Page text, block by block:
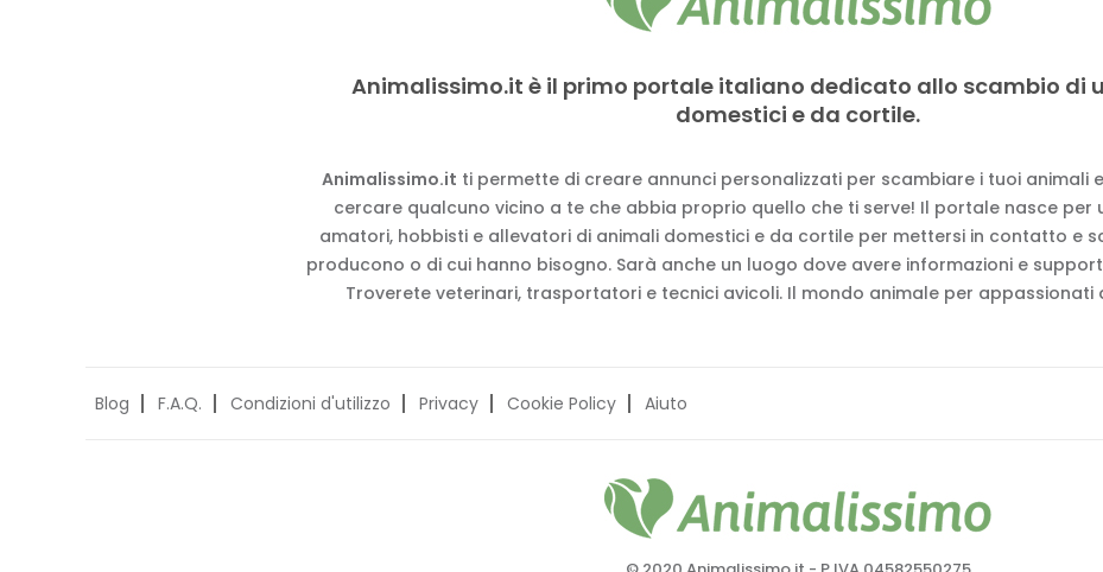
Animalissimo.it è il primo portale italiano dedicato allo scambio di
domestici e da cortile.
Animalissimo.it ti permette di creare annunci personalizzati per scambiare i tuoi animali
cercare qualcuno vicino a te che abbia proprio quello che ti serve! Il portale nasce per
amatori, hobbisti e allevatori di animali domestici e da cortile per mettersi in contatto e
producono o di cui hanno bisogno. Sarà anche un luogo dove avere informazioni e
Troverete veterinari, trasportatori e tecnici avicoli. Il mondo animale per appassionati
Blog F.A.Q. Condizioni d'utilizzo Privacy Cookie Policy Aiuto